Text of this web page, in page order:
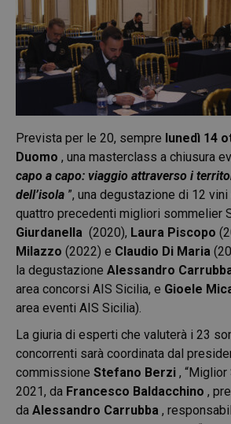
Prevista per le 20, sempre lunedì 14
Duomo , una masterclass a chiusura
capo a capo: viaggio attraverso i
dell’isola ”, una degustazione di 12
quattro precedenti migliori sommelier
Giurdanella (2020), Laura Piscopo
Milazzo (2022) e Claudio Di Maria
la degustazione Alessandro
area concorsi AIS Sicilia, e Gioele
area eventi AIS Sicilia).
La giuria di esperti che valuterà i 23
concorrenti sarà coordinata dal
commissione Stefano Berzi , “Miglior
2021, da Francesco Baldacchino ,
da Alessandro Carrubba ,